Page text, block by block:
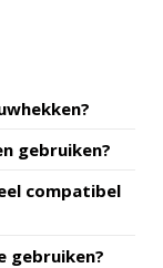
gebruiken?
compatibel
gebruiken?